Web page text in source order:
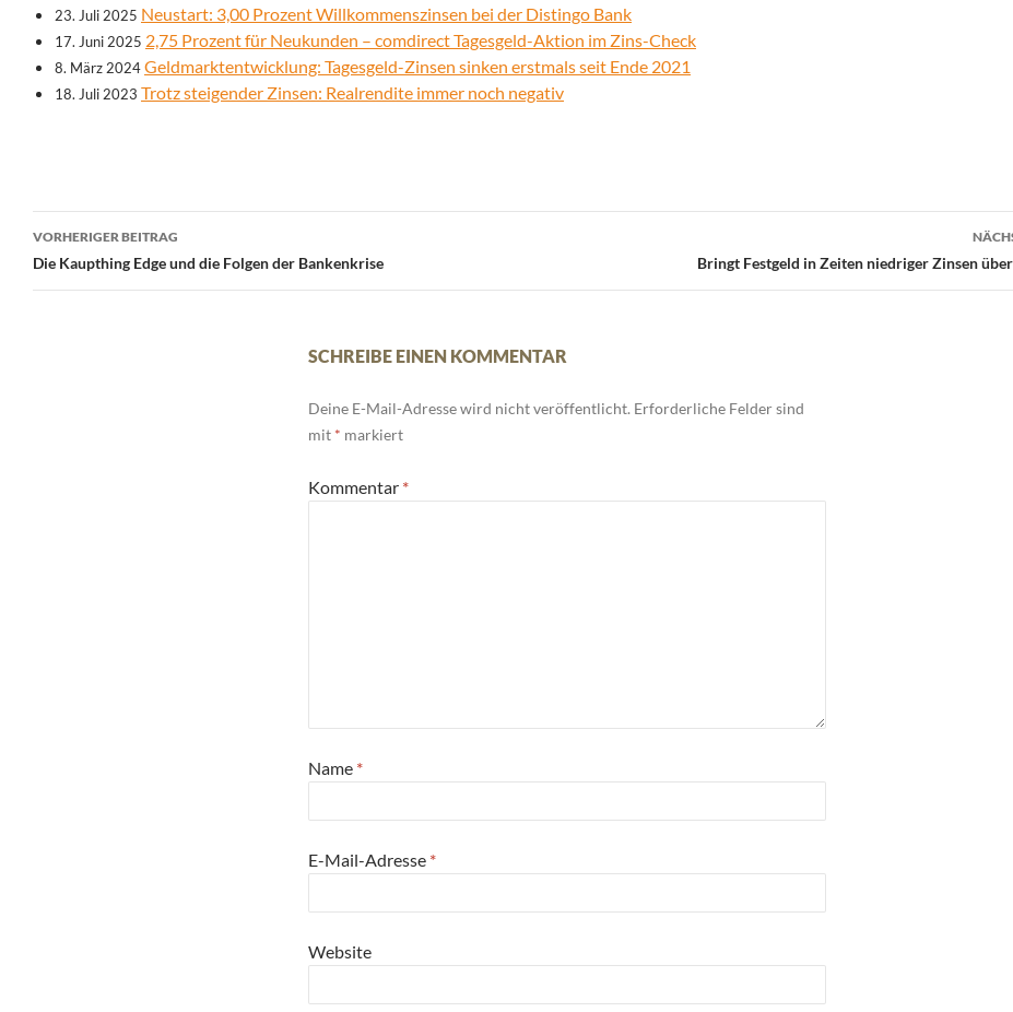
23. Juli 2025 Neustart: 3,00 Prozent Willkommenszinsen bei der Distingo Bank
17. Juni 2025 2,75 Prozent für Neukunden – comdirect Tagesgeld-Aktion im Zins-Check
8. März 2024Geldmarktentwicklung: Tagesgeld-Zinsen sinken erstmals seit Ende 2021
18. Juli 2023 Trotz steigender Zinsen: Realrendite immer noch negativ
Beitrags-
Navigation
VORHERIGER BEITRAG
Die Kaupthing Edge und die Folgen der Bankenkrise Bringt Festgeld in Zeiten niedriger Zinsen
SCHREIBE EINEN KOMMENTAR
Deine E-Mail-Adresse wird nicht veröffentlicht. Erforderliche Felder sind
mit * markiert
Kommentar *
Name *
E-Mail-Adresse *
Website